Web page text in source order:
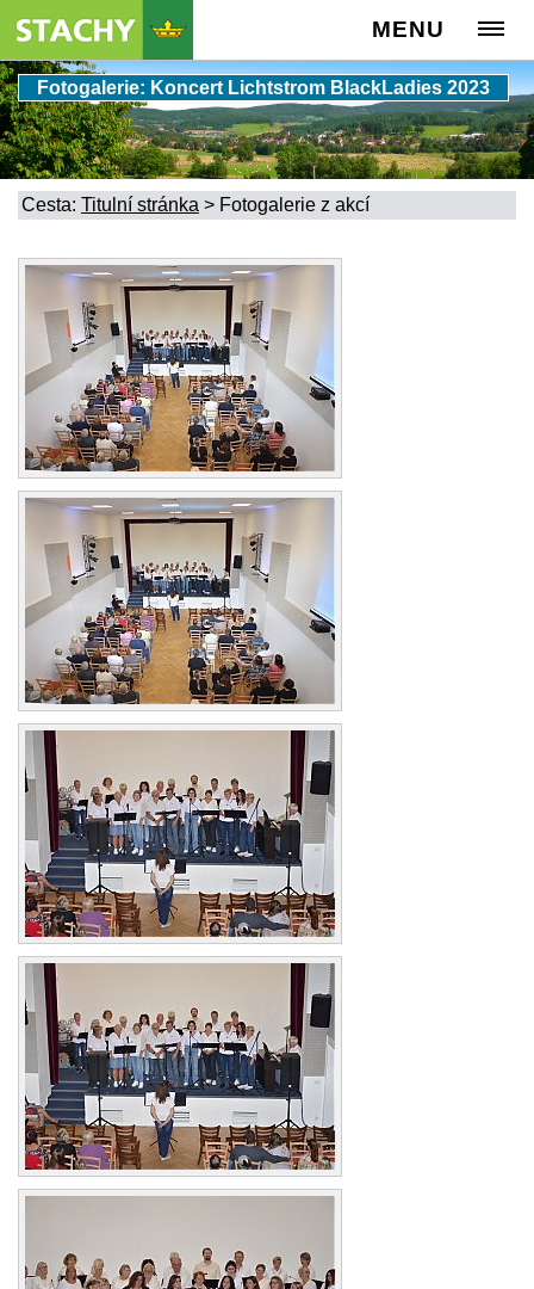
MENU
Fotogalerie: Koncert Lichtstrom BlackLadies 2023
Cesta: Titulní stránka > Fotogalerie z akcí